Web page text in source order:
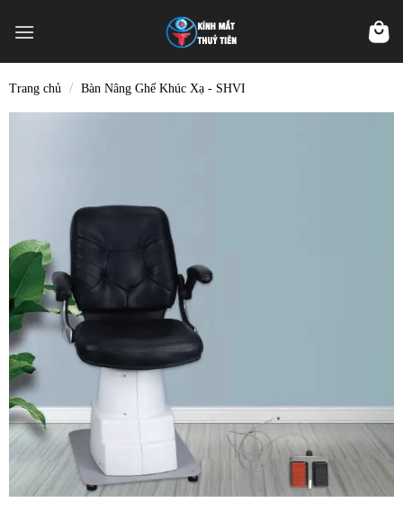
Trang chủ / Bàn Nâng Ghế Khúc Xạ - SHVI